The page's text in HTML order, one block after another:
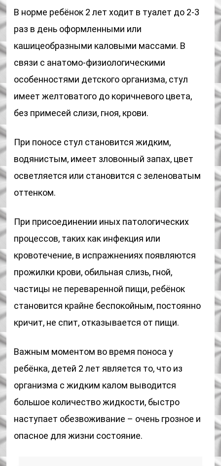
В норме ребёнок 2 лет ходит в туалет до 2-3
раз в день оформленными или
кашицеобразными каловыми массами. В
связи с анатомо-физиологическими
особенностями детского организма, стул
имеет желтоватого до коричневого цвета,
без примесей слизи, гноя, крови.
При поносе стул становится жидким,
водянистым, имеет зловонный запах, цвет
осветляется или становится с зеленоватым
оттенком.
При присоединении иных патологических
процессов, таких как инфекция или
кровотечение, в испражнениях появляются
прожилки крови, обильная слизь, гной,
частицы не переваренной пищи, ребёнок
становится крайне беспокойным, постоянно
кричит, не спит, отказывается от пищи.
Важным моментом во время поноса у
ребёнка, детей 2 лет является то, что из
организма с жидким калом выводится
большое количество жидкости, быстро
наступает обезвоживание – очень грозное и
опасное для жизни состояние.